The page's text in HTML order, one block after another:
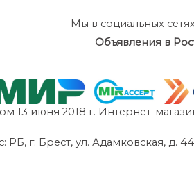
Мы в социальных
Объявления в
13 июня 2018 г. Интернет-
г. Брест, ул. Адамковская, д.